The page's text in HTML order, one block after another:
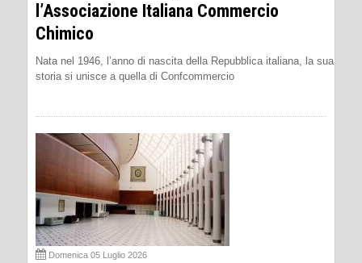
l’Associazione Italiana Commercio
Chimico
Nata nel 1946, l’anno di nascita della Repubblica italiana, la sua
storia si unisce a quella di Confcommercio
Domenica 05 Luglio 2026